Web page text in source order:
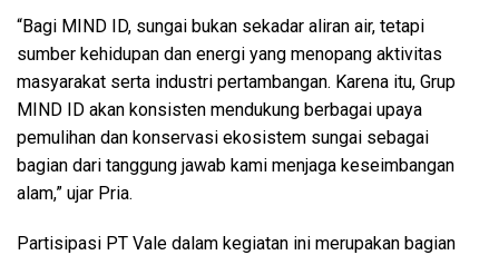
“Bagi MIND ID, sungai bukan sekadar aliran air, tetapi
sumber kehidupan dan energi yang menopang aktivitas
masyarakat serta industri pertambangan. Karena itu, Grup
MIND ID akan konsisten mendukung berbagai upaya
pemulihan dan konservasi ekosistem sungai sebagai
bagian dari tanggung jawab kami menjaga keseimbangan
alam,” ujar Pria.
Partisipasi PT Vale dalam kegiatan ini merupakan bagian